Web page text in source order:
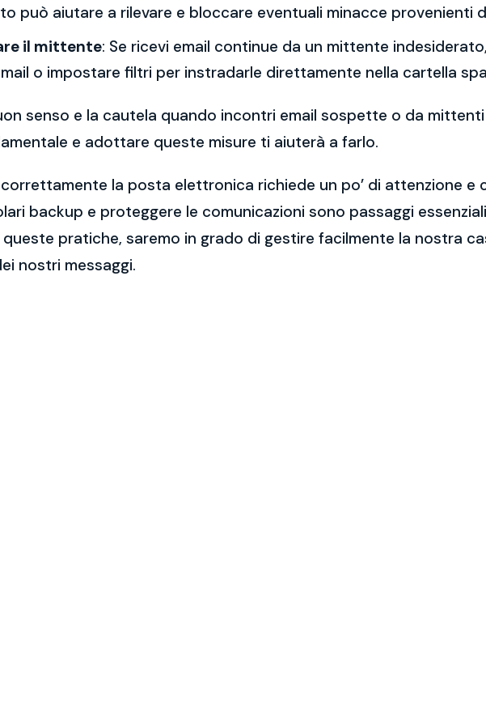
può aiutare a rilevare e bloccare eventuali minacce provenienti
il mittente: Se ricevi email continue da un mittente
o impostare filtri per instradarle direttamente nella cartella
senso e la cautela quando incontri email sospette o da
e adottare queste misure ti aiuterà a farlo.
la posta elettronica richiede un po’ di attenzione e
backup e proteggere le comunicazioni sono passaggi
pratiche, saremo in grado di gestire facilmente la nostra
nostri messaggi.